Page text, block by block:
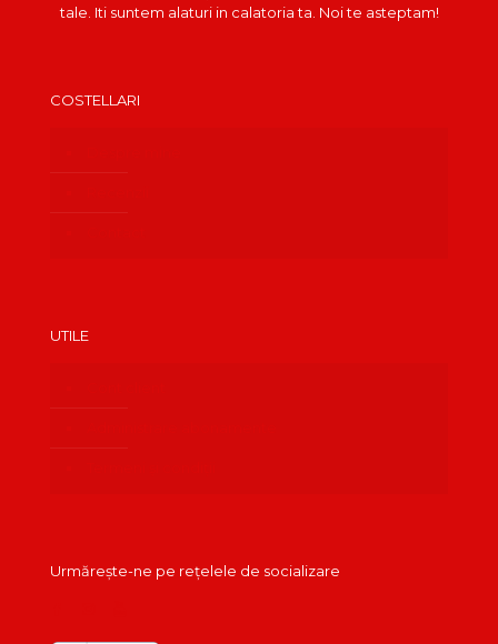
tale. Iti suntem alaturi in calatoria ta. Noi te asteptam!
COSTELLARI
UTILE
Urmărește-ne pe rețelele de socializare